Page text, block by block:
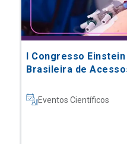
I Congresso Einstein
Brasileira de
Eventos Científicos